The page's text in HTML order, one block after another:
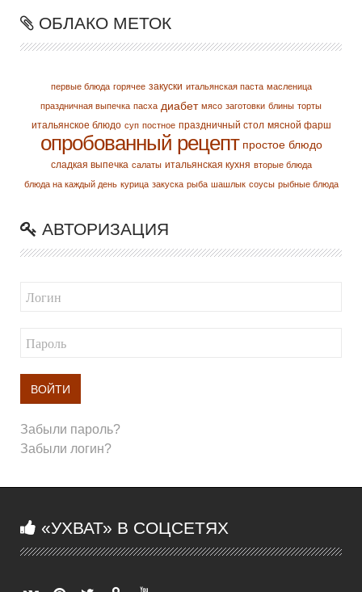
ОБЛАКО МЕТОК
первые блюда горячее закуски итальянская паста масленица
праздничная выпечка пасха диабет мясо заготовки блины торты
итальянское блюдо суп постное праздничный стол мясной фарш
опробованный рецепт простое блюдо
сладкая выпечка салаты итальянская кухня вторые блюда
блюда на каждый день курица закуска рыба шашлык соусы рыбные блюда
АВТОРИЗАЦИЯ
ВОЙТИ
Забыли пароль?
Забыли логин?
«УХВАТ» В СОЦСЕТЯХ